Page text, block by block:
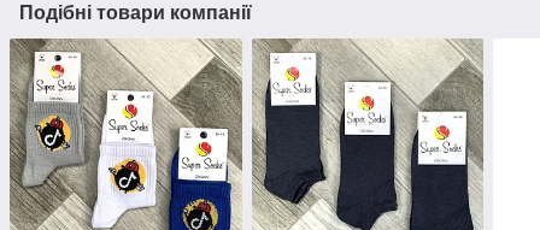
Подібні товари компанії